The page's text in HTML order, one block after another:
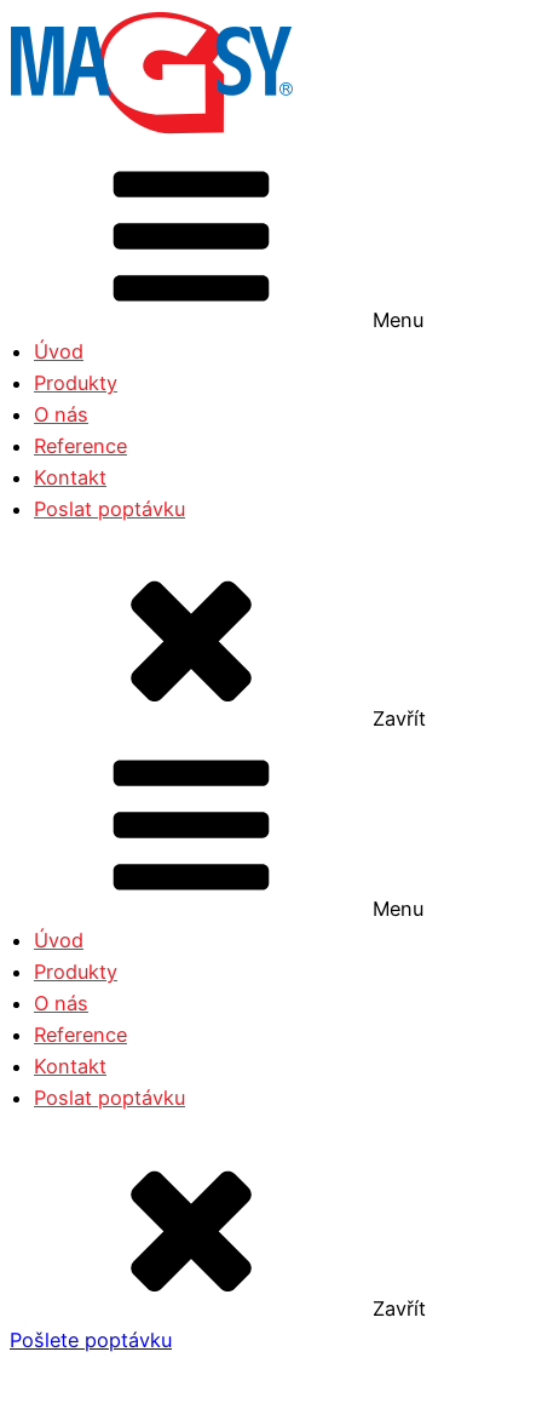
Menu
Úvod
Produkty
O nás
Reference
Kontakt
Poslat poptávku
Zavřít
Menu
Úvod
Produkty
O nás
Reference
Kontakt
Poslat poptávku
Zavřít
Pošlete poptávku